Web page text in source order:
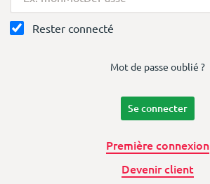
Rester connecté
Mot de passe oublié ?
Se connecter
Première connexion
Devenir client